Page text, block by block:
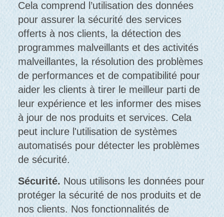
Cela comprend l’utilisation des données
pour assurer la sécurité des services
offerts à nos clients, la détection des
programmes malveillants et des activités
malveillantes, la résolution des problèmes
de performances et de compatibilité pour
aider les clients à tirer le meilleur parti de
leur expérience et les informer des mises
à jour de nos produits et services. Cela
peut inclure l'utilisation de systèmes
automatisés pour détecter les problèmes
de sécurité.
Sécurité. Nous utilisons les données pour
protéger la sécurité de nos produits et de
nos clients. Nos fonctionnalités de